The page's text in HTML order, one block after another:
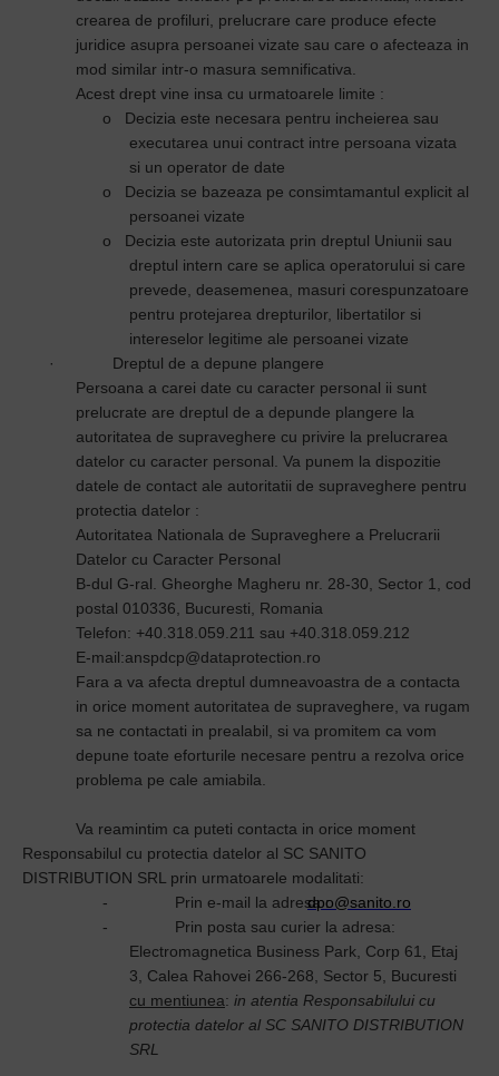
crearea de profiluri, prelucrare care produce efecte
juridice asupra persoanei vizate sau care o afecteaza in
mod similar intr-o masura semnificativa.
Acest drept vine insa cu urmatoarele limite :
o
Decizia este necesara pentru incheierea sau
executarea unui contract intre persoana vizata
si un operator de date
o
Decizia se bazeaza pe consimtamantul explicit al
persoanei vizate
o
Decizia este autorizata prin dreptul Uniunii sau
dreptul intern care se aplica operatorului si care
prevede, deasemenea, masuri corespunzatoare
pentru protejarea drepturilor, libertatilor si
intereselor legitime ale persoanei vizate
·
Dreptul de a depune plangere
Persoana a carei date cu caracter personal ii sunt
prelucrate are dreptul de a depunde plangere la
autoritatea de supraveghere cu privire la prelucrarea
datelor cu caracter personal. Va punem la dispozitie
datele de contact ale autoritatii de supraveghere pentru
protectia datelor :
Autoritatea Nationala de Supraveghere a Prelucrarii
Datelor cu Caracter Personal
B-dul G-ral. Gheorghe Magheru nr. 28-30, Sector 1, cod
postal 010336, Bucuresti, Romania
Telefon: +40.318.059.211 sau +40.318.059.212
E-mail:anspdcp@dataprotection.ro
Fara a va afecta dreptul dumneavoastra de a contacta
in orice moment autoritatea de supraveghere, va rugam
sa ne contactati in prealabil, si va promitem ca vom
depune toate eforturile necesare pentru a rezolva orice
problema pe cale amiabila.
Va reamintim ca puteti contacta in orice moment
Responsabilul cu protectia datelor al SC SANITO
DISTRIBUTION SRL prin urmatoarele modalitati:
-
Prin e-mail la adresa :dpo@sanito.ro
-
Prin posta sau curier la adresa:
Electromagnetica Business Park, Corp 61, Etaj
3, Calea Rahovei 266-268, Sector 5, Bucuresti
cu mentiunea: in atentia Responsabilului cu
protectia datelor al SC SANITO DISTRIBUTION
SRL